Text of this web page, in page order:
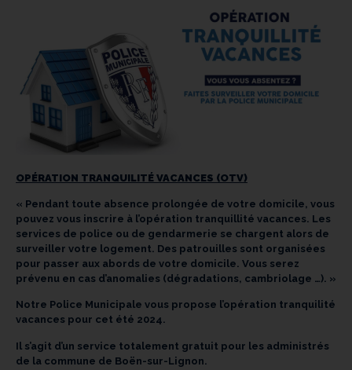
OPÉRATION TRANQUILITÉ VACANCES (OTV)
« Pendant toute absence prolongée de votre domicile, vous
pouvez vous inscrire à l’opération tranquillité vacances. Les
services de police ou de gendarmerie se chargent alors de
surveiller votre logement. Des patrouilles sont organisées
pour passer aux abords de votre domicile. Vous serez
prévenu en cas d’anomalies (dégradations, cambriolage …). »
Notre Police Municipale vous propose l’opération tranquilité
vacances pour cet été 2024.
Il s’agit d’un service totalement gratuit pour les administrés
de la commune de Boën-sur-Lignon.